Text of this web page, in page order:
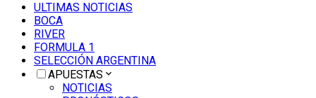
ULTIMAS NOTICIAS
BOCA
RIVER
FORMULA 1
SELECCIÓN ARGENTINA
APUESTAS
NOTICIAS